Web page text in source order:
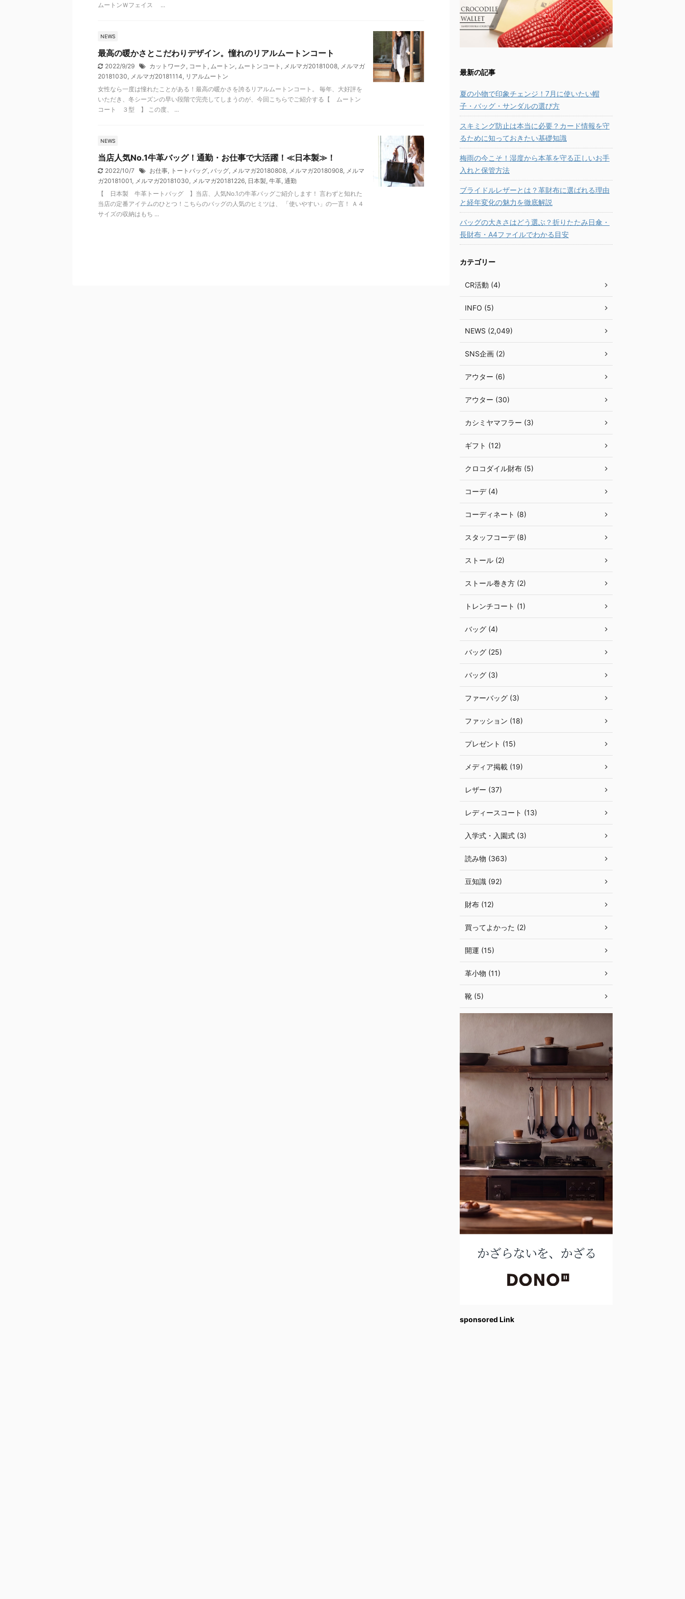
ムートンＷフェイス ...
NEWS
最高の暖かさとこだわりデザイン。憧れのリアルムートンコート
2022/9/29 カットワーク , コート , ムートン, ムートンコート , メルマガ20181008, メルマガ
20181030, メルマガ20181114, リアルムートン
女性なら一度は憧れたことがある！最高の暖かさを誇るリアルムートンコート。 毎年、大好評を
いただき、冬シーズンの早い段階で完売してしまうのが、今回こちらでご紹介する【 ムートン
コート ３型 】 この度、 ...
NEWS
当店人気No.1牛革バッグ！通勤・お仕事で大活躍！≪日本製≫！
2022/10/7 お仕事, トートバッグ, バッグ, メルマガ20180808, メルマガ20180908, メルマ
ガ20181001, メルマガ20181030, メルマガ20181226, 日本製, 牛革, 通勤
【 日本製 牛革トートバッグ 】当店、人気No.1の牛革バッグご紹介します！ 言わずと知れた
当店の定番アイテムのひとつ！こちらのバッグの人気のヒミツは、 「使いやすい」の一言！ Ａ４
サイズの収納はもち ...
最新の記事
夏の小物で印象チェンジ！7月に使いたい帽
子・バッグ・サンダルの選び方
スキミング防止は本当に必要？カード情報を守
るために知っておきたい基礎知識
梅雨の今こそ！湿度から本革を守る正しいお手
入れと保管方法
ブライドルレザーとは？革財布に選ばれる理由
と経年変化の魅力を徹底解説
バッグの大きさはどう選ぶ？折りたたみ日傘・
長財布・A4ファイルでわかる目安
カテゴリー
CR活動 (4)
INFO (5)
NEWS (2,049)
SNS企画 (2)
アウター (6)
アウター (30)
カシミヤマフラー (3)
ギフト (12)
クロコダイル財布 (5)
コーデ (4)
コーディネート (8)
スタッフコーデ (8)
ストール (2)
ストール巻き方 (2)
トレンチコート (1)
バッグ (4)
バッグ (25)
バッグ (3)
ファーバッグ (3)
ファッション (18)
プレゼント (15)
メディア掲載 (19)
レザー (37)
レディースコート (13)
入学式・入園式 (3)
読み物 (363)
豆知識 (92)
財布 (12)
買ってよかった (2)
開運 (15)
革小物 (11)
靴 (5)
sponsored Link